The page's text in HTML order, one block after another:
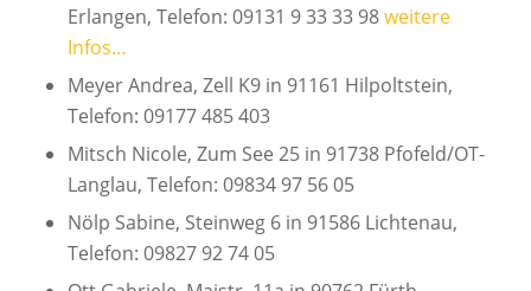
Erlangen, Telefon: 09131 9 33 33 98weitere
Infos…
Meyer Andrea, Zell K9 in 91161 Hilpoltstein,
Telefon: 09177 485 403
Mitsch Nicole, Zum See 25 in 91738 Pfofeld/OT-
Langlau, Telefon: 09834 97 56 05
Nölp Sabine, Steinweg 6 in 91586 Lichtenau,
Telefon: 09827 92 74 05